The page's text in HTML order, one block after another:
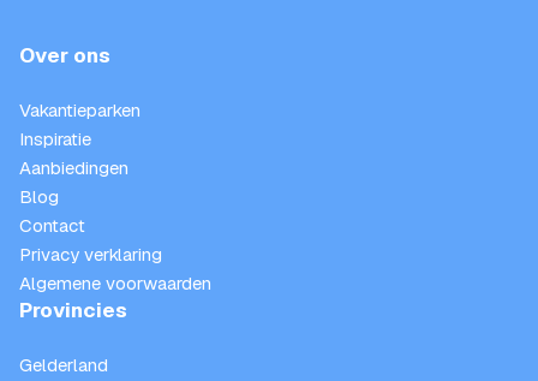
Over ons
Vakantieparken
Inspiratie
Aanbiedingen
Blog
Contact
Privacy verklaring
Algemene voorwaarden
Provincies
Gelderland